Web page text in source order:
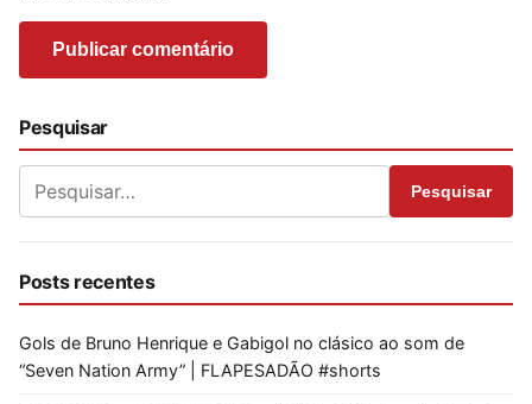
Pesquisar
Pesquisar
Posts recentes
Gols de Bruno Henrique e Gabigol no clásico ao som de
“Seven Nation Army” | FLAPESADÃO #shorts